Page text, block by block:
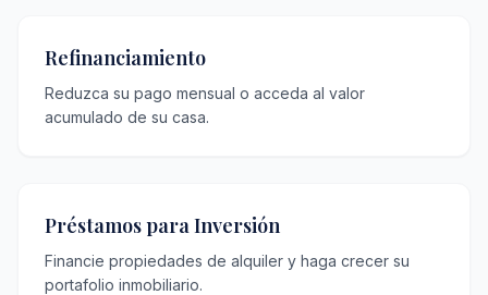
Refinanciamiento
Reduzca su pago mensual o acceda al valor
acumulado de su casa.
Préstamos para Inversión
Financie propiedades de alquiler y haga crecer su
portafolio inmobiliario.